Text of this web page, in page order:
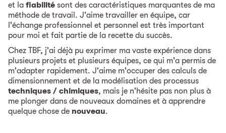
et la fiabilité sont des caractéristiques marquantes de ma
méthode de travail. J'aime travailler en équipe, car
l'échange professionnel et personnel est très important
pour moi et fait partie de la recette du succès.
Chez TBF, j'ai déjà pu exprimer ma vaste expérience dans
plusieurs projets et plusieurs équipes, ce qui m'a permis de
m'adapter rapidement. J'aime m'occuper des calculs de
dimensionnement et de la modélisation des processus
techniques / chimiques, mais je n'hésite pas non plus à
me plonger dans de nouveaux domaines et à apprendre
quelque chose de nouveau.